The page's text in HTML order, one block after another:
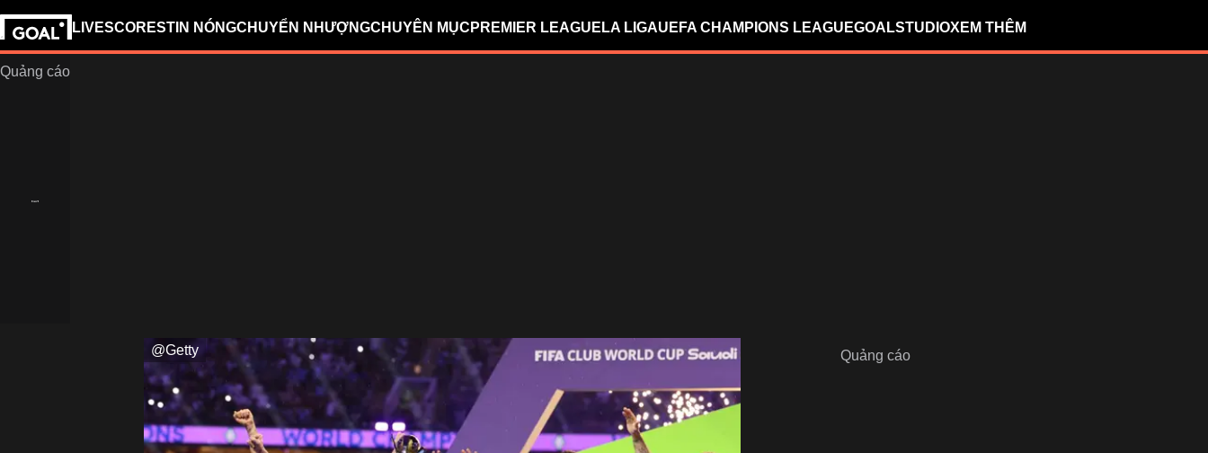
LIVESCORESTIN NÓNGCHUYỂN NHƯỢNGCHUYÊN MỤC PREMIER LEAGUE LA LIGAUEFA CHAMPIONS LEAGUEGOALSTUDIOXEM THÊM
@Getty